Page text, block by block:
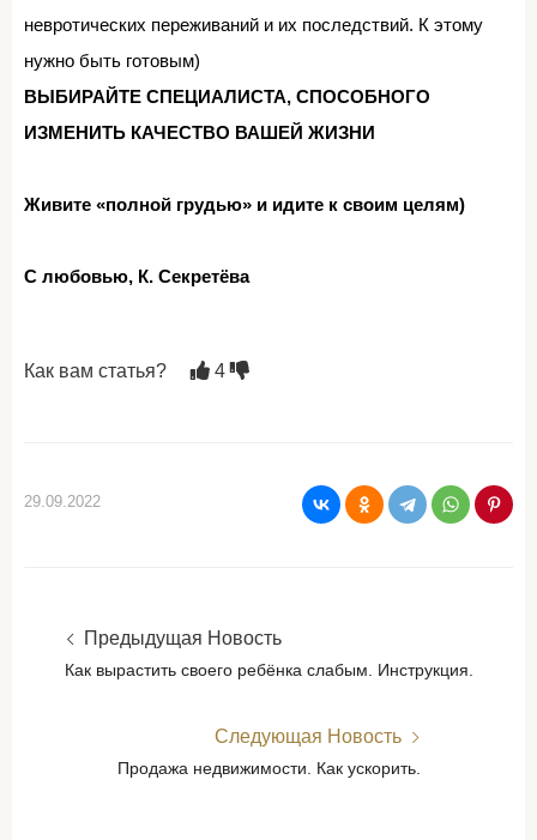
невротических переживаний и их последствий. К этому
нужно быть готовым)⁣⁣⠀
⁣⁣ВЫБИРАЙТЕ СПЕЦИАЛИСТА, СПОСОБНОГО
ИЗМЕНИТЬ КАЧЕСТВО ВАШЕЙ ЖИЗНИ
Живите «полной грудью» и идите к своим целям)⠀
С любовью, К. Секретёва⠀
Как вам статья? 4
29.09.2022
Предыдущая Новость
Как вырастить своего ребёнка слабым. Инструкция.
Следующая Новость
Продажа недвижимости. Как ускорить.